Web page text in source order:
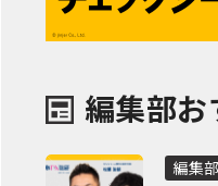
編集部
編集